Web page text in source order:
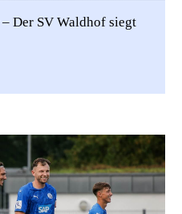
Der SV Waldhof siegt